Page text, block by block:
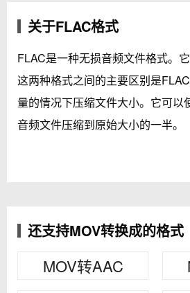
关于FLAC格式
FLAC是一种无损音频文件格式。
这两种格式之间的主要区别是
量的情况下压缩文件大小。它可以
音频文件压缩到原始大小的一半。
还支持MOV转换成的格式
MOV转AAC